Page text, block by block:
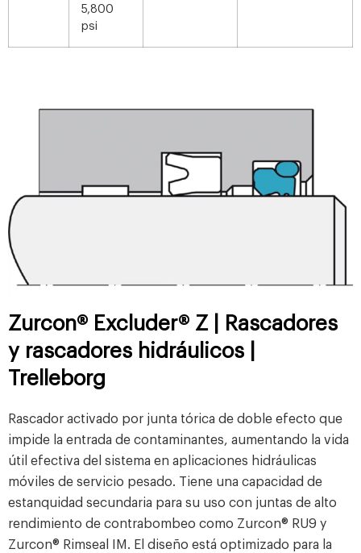
5,800
psi
Zurcon® Excluder® Z | Rascadores
y rascadores hidráulicos |
Trelleborg
Rascador activado por junta tórica de doble efecto que
impide la entrada de contaminantes, aumentando la vida
útil efectiva del sistema en aplicaciones hidráulicas
móviles de servicio pesado. Tiene una capacidad de
estanquidad secundaria para su uso con juntas de alto
rendimiento de contrabombeo como Zurcon® RU9 y
Zurcon® Rimseal IM. El diseño está optimizado para la